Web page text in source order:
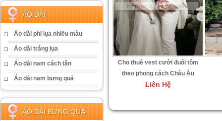
ÁO DÀI
Áo dài phi lụa nhiều màu
Áo dài trắng lụa
Áo dài nam cách tân
Áo dài nam bưng quả
ÁO DÀI BƯNG QUẢ
Cho thuê vest cưới đuôi tôm
theo phong cách Châu Âu
Liên Hệ